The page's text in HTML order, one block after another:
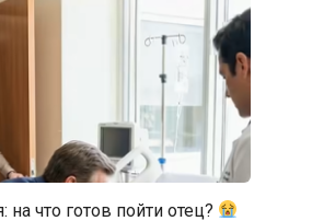
на что готов пойти отец?